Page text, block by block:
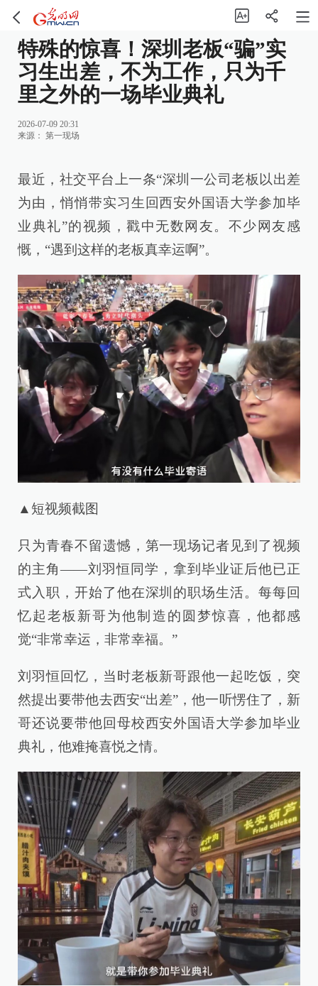
特殊的惊喜！深圳老板“骗”实
习生出差，不为工作，只为千
里之外的一场毕业典礼
2026-07-09 20:31
来源： 第一现场
最近，社交平台上一条“深圳一公司老板以出差
为由，悄悄带实习生回西安外国语大学参加毕
业典礼”的视频，戳中无数网友。不少网友感
慨，“遇到这样的老板真幸运啊”。
▲短视频截图
只为青春不留遗憾，第一现场记者见到了视频
的主角——刘羽恒同学，拿到毕业证后他已正
式入职，开始了他在深圳的职场生活。每每回
忆起老板新哥为他制造的圆梦惊喜，他都感
觉“非常幸运，非常幸福。”
刘羽恒回忆，当时老板新哥跟他一起吃饭，突
然提出要带他去西安“出差”，他一听愣住了，新
哥还说要带他回母校西安外国语大学参加毕业
典礼，他难掩喜悦之情。